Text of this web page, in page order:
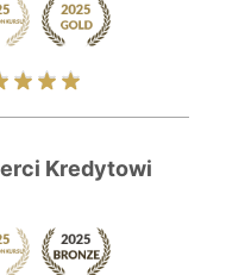
Kredytowi